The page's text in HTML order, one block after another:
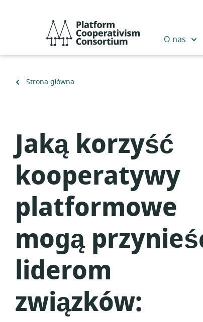
Cooperativism
O nas
Powrót
Strona główna
Jaką korzyść
kooperatywy
platformowe
mogą
liderom
związków: